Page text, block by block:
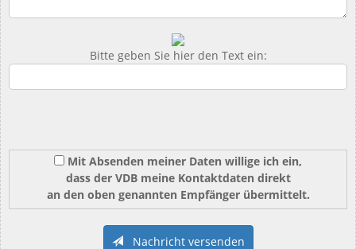
Bitte geben Sie hier den Text ein:
Mit Absenden meiner Daten willige ich ein,
dass der VDB meine Kontaktdaten direkt
an den oben genannten Empfänger übermittelt.
Nachricht versenden